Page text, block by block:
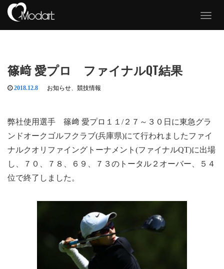
T
t
o
n
篠﨑 愛プロ ファイナルQT結果
2018.12.8 お知らせ、 競技情報
弊社使用選手 篠﨑 愛プロ１１/２７～３０日に東急グラ
ンドオークゴルフクラブ(兵庫県)にて行われましたファイ
ナルクオリファイングトーナメント(ファイナルQT)に出場
し、７０、７８、６９、７３のトータル２オーバー、５４
位で終了しました。